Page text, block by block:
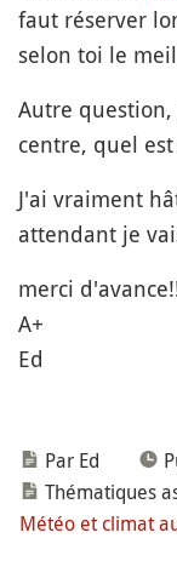
faut réserver
selon toi le
Autre
centre, quel
J'ai vraiment
attendant je
merci
A+
Ed
Par Ed
Thématiques
Météo et climat